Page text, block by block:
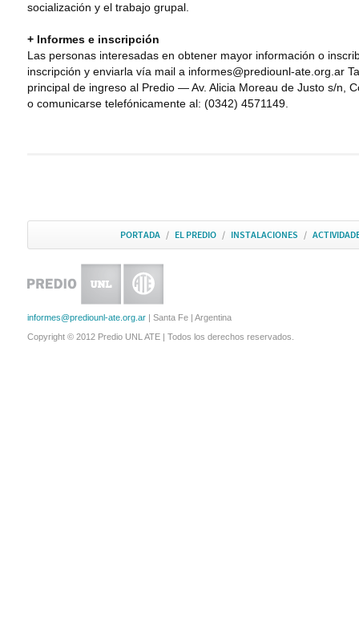
socialización y el trabajo grupal.
+ Informes e inscripción
Las personas interesadas en obtener mayor información o
inscripción y enviarla vía mail a informes@prediounl-ate.org.ar
principal de ingreso al Predio — Av. Alicia Moreau de Justo s/n,
o comunicarse telefónicamente al: (0342) 4571149.
PORTADA / EL PREDIO / INSTALACIONES /
informes@prediounl-ate.org.ar | Santa Fe | Argentina
Copyright © 2012 Predio UNL ATE | Todos los derechos reservados.